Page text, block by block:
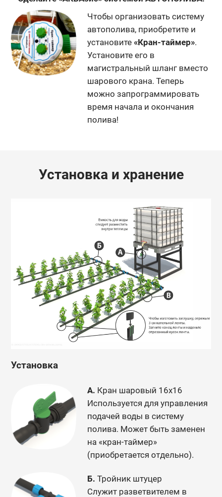
Чтобы организовать систему
автополива, приобретите и
установите «Кран-таймер».
Установите его в
магистральный шланг вместо
шарового крана. Теперь
можно запрограммировать
время начала и окончания
полива!
Установка и хранение
Установка
А. Кран шаровый 16х16
Используется для управления
подачей воды в систему
полива. Может быть заменен
на «кран-таймер»
(приобретается отдельно).
Б. Тройник штуцер
Служит разветвителем в